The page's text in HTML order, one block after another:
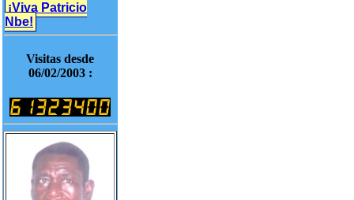
¡Viva Patricio
Nbe!
Visitas desde
06/02/2003 :